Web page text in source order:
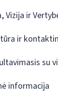
Vizija ir
ir
su
informacija